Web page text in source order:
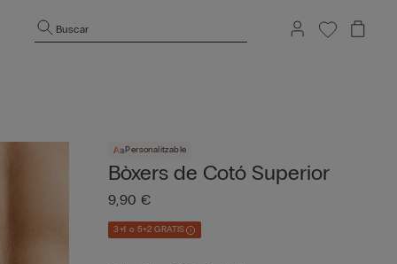
Buscar
Personalitzable
Bòxers de Cotó Superior
9,90 €
3+1 o 5+2 GRATIS